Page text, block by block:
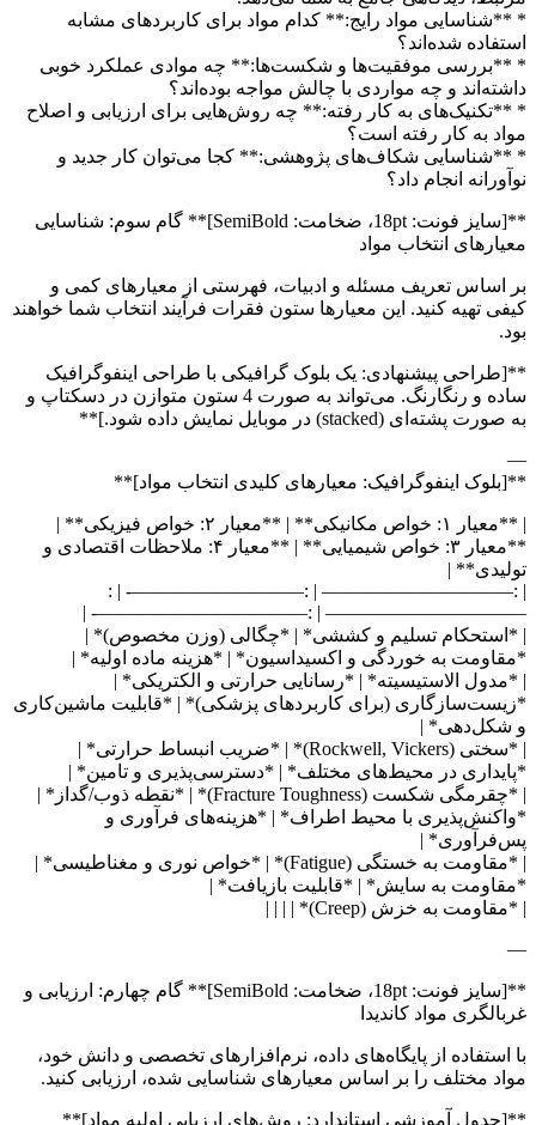
* **شناسایی مواد رایج:** کدام مواد برای کاربردهای مشابه
استفاده شده‌اند؟
* **بررسی موفقیت‌ها و شکست‌ها:** چه موادی عملکرد خوبی
داشته‌اند و چه مواردی با چالش مواجه بوده‌اند؟
* **تکنیک‌های به کار رفته:** چه روش‌هایی برای ارزیابی و اصلاح
مواد به کار رفته است؟
* **شناسایی شکاف‌های پژوهشی:** کجا می‌توان کار جدید و
نوآورانه انجام داد؟
**[سایز فونت: 18pt، ضخامت: SemiBold]** گام سوم: شناسایی
معیارهای انتخاب مواد
بر اساس تعریف مسئله و ادبیات، فهرستی از معیارهای کمی و
کیفی تهیه کنید. این معیارها ستون فقرات فرآیند انتخاب شما خواهند
بود.
**[طراحی پیشنهادی: یک بلوک گرافیکی با طراحی اینفوگرافیک
ساده و رنگارنگ. می‌تواند به صورت 4 ستون متوازن در دسکتاپ و
به صورت پشته‌ای (stacked) در موبایل نمایش داده شود.]**
—
**[بلوک اینفوگرافیک: معیارهای کلیدی انتخاب مواد]**
| **معیار ۱: خواص مکانیکی** | **معیار ۲: خواص فیزیکی** |
**معیار ۳: خواص شیمیایی** | **معیار ۴: ملاحظات اقتصادی و
تولیدی** |
| :—————————— | :—————————- | :
——————————– | :———————————- |
| *استحکام تسلیم و کششی* | *چگالی (وزن مخصوص)* |
*مقاومت به خوردگی و اکسیداسیون* | *هزینه ماده اولیه* |
| *مدول الاستیسیته* | *رسانایی حرارتی و الکتریکی* |
*زیست‌سازگاری (برای کاربردهای پزشکی)* | *قابلیت ماشین‌کاری
و شکل‌دهی* |
| *سختی (Rockwell, Vickers)* | *ضریب انبساط حرارتی* |
*پایداری در محیط‌های مختلف* | *دسترسی‌پذیری و تامین* |
| *چقرمگی شکست (Fracture Toughness)* | *نقطه ذوب/گداز* |
*واکنش‌پذیری با محیط اطراف* | *هزینه‌های فرآوری و
پس‌فرآوری* |
| *مقاومت به خستگی (Fatigue)* | *خواص نوری و مغناطیسی* |
*مقاومت به سایش* | *قابلیت بازیافت* |
| *مقاومت به خزش (Creep)* | | | |
—
**[سایز فونت: 18pt، ضخامت: SemiBold]** گام چهارم: ارزیابی و
غربالگری مواد کاندیدا
با استفاده از پایگاه‌های داده، نرم‌افزارهای تخصصی و دانش خود،
مواد مختلف را بر اساس معیارهای شناسایی شده، ارزیابی کنید.
**[جدول آموزشی استاندارد: روش‌های ارزیابی اولیه مواد]**